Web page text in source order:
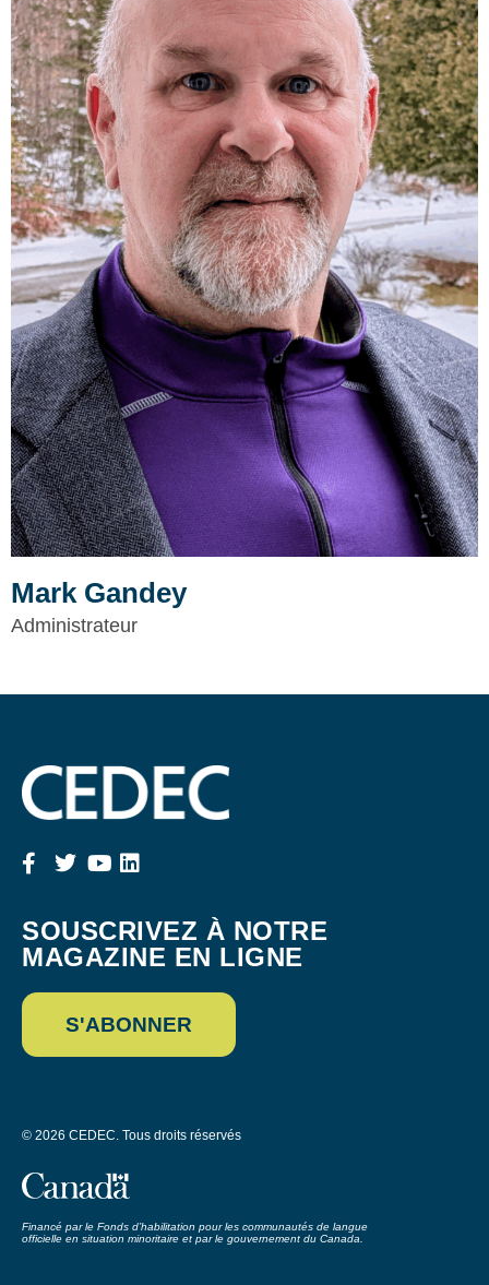
Mark Gandey
Administrateur
SOUSCRIVEZ À NOTRE
MAGAZINE EN LIGNE
S'ABONNER
© 2026 CEDEC. Tous droits réservés
Financé par le Fonds d’habilitation pour les communautés de langue
officielle en situation minoritaire et par le gouvernement du Canada.